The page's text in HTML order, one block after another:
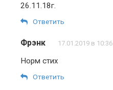
26.11.18г.
Ответить
Фрэнк 17.01.2019 в 10:36
Норм стих
Ответить